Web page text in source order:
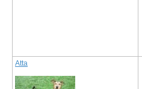
Atta